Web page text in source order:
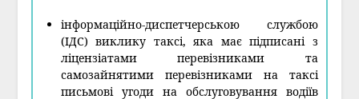
інформаційно-диспетчерською службою
(ІДС) виклику таксі, яка має підписані з
ліцензіатами перевізниками та
самозайнятими перевізниками на таксі
письмові угоди на обслуговування водіїв